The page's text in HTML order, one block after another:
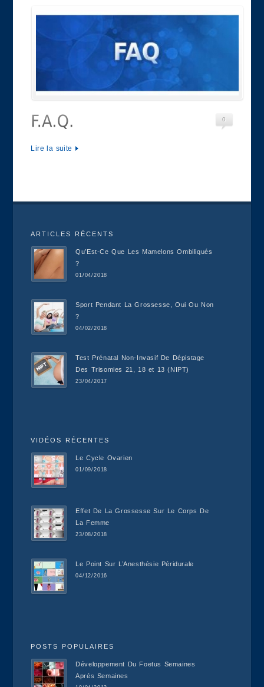
0
Lire la suite
ARTICLES RÉCENTS
Qu’Est-Ce Que Les Mamelons Ombiliqués
?
01/04/2018
Sport Pendant La Grossesse, Oui Ou Non
?
04/02/2018
Test Prénatal Non-Invasif De Dépistage
Des Trisomies 21, 18 et 13 (NIPT)
23/04/2017
VIDÉOS RÉCENTES
Le Cycle Ovarien
01/09/2018
Effet De La Grossesse Sur Le Corps De
La Femme
23/08/2018
Le Point Sur L’Anesthésie Péridurale
04/12/2016
POSTS POPULAIRES
Développement Du Foetus Semaines
Aprés Semaines